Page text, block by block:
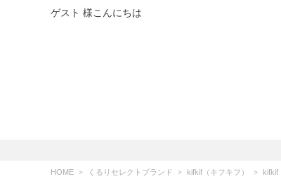
ゲスト 様こんにちは
HOME くるりセレクトブランド kifkif（キフキフ） kifkif